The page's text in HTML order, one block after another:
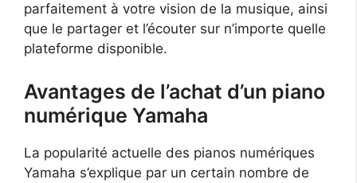
parfaitement à votre vision de la musique, ainsi
que le partager et l’écouter sur n’importe quelle
plateforme disponible.
Avantages de l’achat d’un piano
numérique Yamaha
La popularité actuelle des pianos numériques
Yamaha s’explique par un certain nombre de